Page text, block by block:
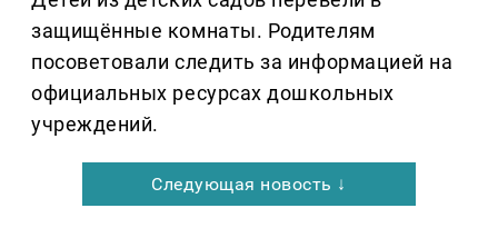
защищённые комнаты. Родителям
посоветовали следить за информацией на
официальных ресурсах дошкольных
учреждений.
Следующая новость ↓